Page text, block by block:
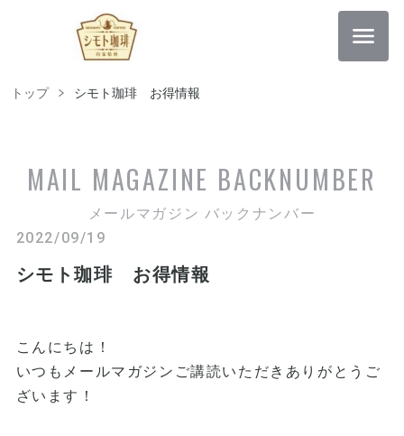
トップ シモト珈琲 お得情報
MAIL MAGAZINE BACKNUMBER
メールマガジン バックナンバー
2022/09/19
シモト珈琲 お得情報
こんにちは！
いつもメールマガジンご講読いただきありがとうご
ざいます！